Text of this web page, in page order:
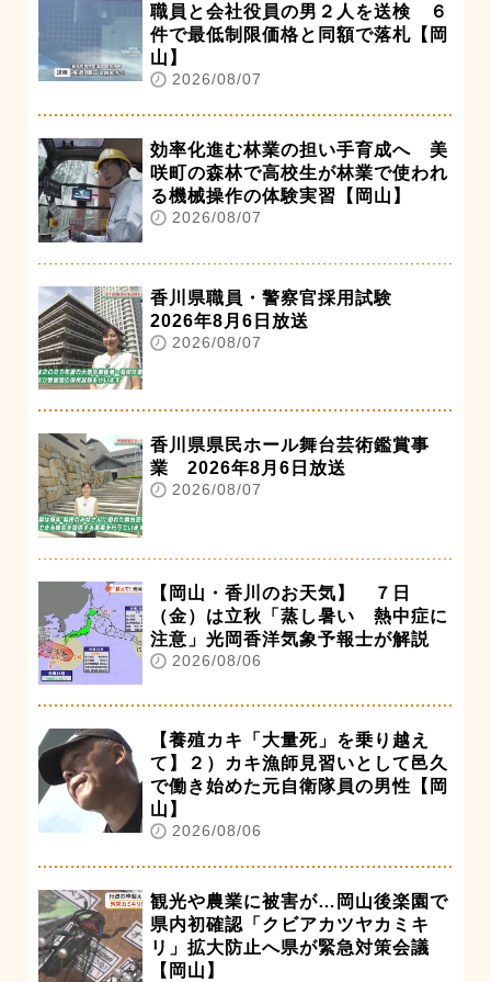
職員と会社役員の男２人を送検 ６
件で最低制限価格と同額で落札【岡
山】
2026/08/07
効率化進む林業の担い手育成へ 美
咲町の森林で高校生が林業で使われ
る機械操作の体験実習【岡山】
2026/08/07
香川県職員・警察官採用試験
2026年8月6日放送
2026/08/07
香川県県民ホール舞台芸術鑑賞事
業 2026年8月6日放送
2026/08/07
【岡山・香川のお天気】 ７日
（金）は立秋「蒸し暑い 熱中症に
注意」光岡香洋気象予報士が解説
2026/08/06
【養殖カキ「大量死」を乗り越え
て】２）カキ漁師見習いとして邑久
で働き始めた元自衛隊員の男性【岡
山】
2026/08/06
観光や農業に被害が…岡山後楽園で
県内初確認「クビアカツヤカミキ
リ」拡大防止へ県が緊急対策会議
【岡山】